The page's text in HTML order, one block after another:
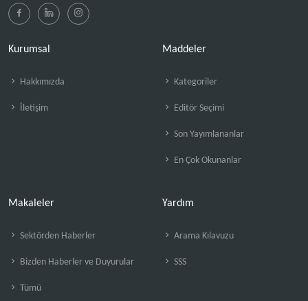
Kurumsal
Hakkımızda
İletişim
Maddeler
Kategoriler
Editör Seçimi
Son Yayımlananlar
En Çok Okunanlar
Makaleler
Sektörden Haberler
Bizden Haberler ve Duyurular
Tümü
Yardım
Arama Kılavuzu
SSS